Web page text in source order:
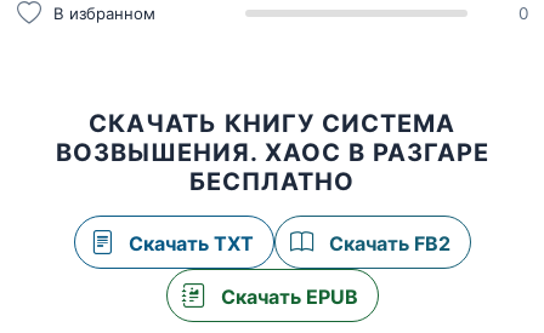
В избранном 0
СКАЧАТЬ КНИГУ СИСТЕМА
ВОЗВЫШЕНИЯ. ХАОС В РАЗГАРЕ
БЕСПЛАТНО
Скачать TXT Скачать FB2
Скачать EPUB